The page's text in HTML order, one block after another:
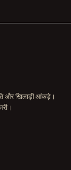
और खिलाड़ी आंकड़े।